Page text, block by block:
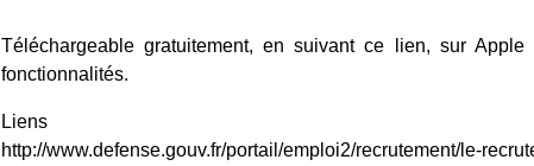
Téléchargeable gratuitement, en suivant ce lien, sur
fonctionnalités.
Liens
http://www.defense.gouv.fr/portail/emploi2/recrutement/le-